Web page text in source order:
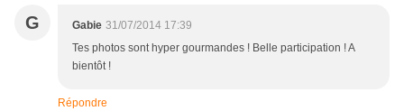
G Gabie 31/07/2014 17:39
Tes photos sont hyper gourmandes ! Belle participation ! A
bientôt !
Répondre